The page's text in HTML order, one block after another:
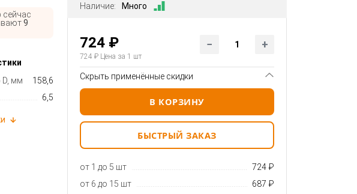
сейчас
9
мм
158,6
6,5
Наличие: Много
724 ₽
724 ₽Цена за 1 шт
Скрыть применённые скидки
В КОРЗИНУ
БЫСТРЫЙ ЗАКАЗ
от 1 до 5 шт
724 ₽
от 6 до 15 шт
687 ₽